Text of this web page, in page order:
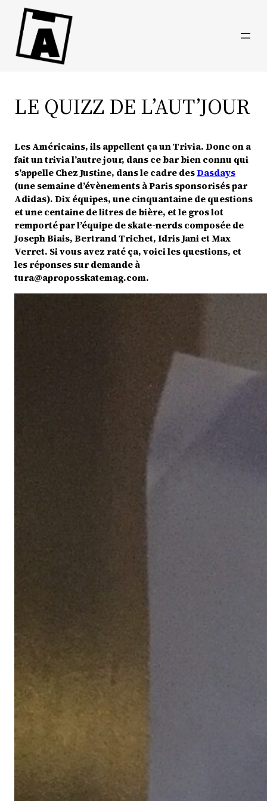
Direkt
Inhalt
wechseln
LE QUIZZ DE L’AUT’JOUR
Les Américains, ils appellent ça un Trivia. Donc on a
fait un trivia l’autre jour, dans ce bar bien connu qui
s’appelle Chez Justine, dans le cadre desDasdays
(une semaine d’évènements à Paris sponsorisés par
Adidas). Dix équipes, une cinquantaine de questions
et une centaine de litres de bière, et le gros lot
remporté par l’équipe de skate-nerds composée de
Joseph Biais, Bertrand Trichet, Idris Jani et Max
Verret. Si vous avez raté ça, voici les questions, et
les réponses sur demande à
tura@aproposskatemag.com.